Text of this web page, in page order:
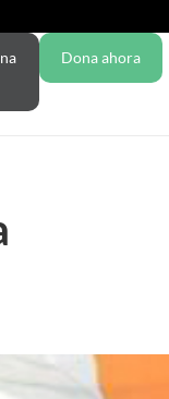
Dona ahora